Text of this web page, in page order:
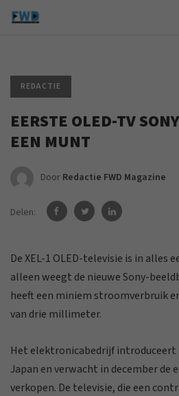
REDACTIE
EERSTE OLED-TV
EEN MUNT
Door Redactie FWD Magazine
Delen:
De XEL-1 OLED-televisie is in alles
alleen weegt de nieuwe Sony-
heeft een miniem stroomverbruik
van drie millimeter.
Het elektronicabedrijf introduceert
Japan en verwacht in december de
verkopen. De televisie, die een